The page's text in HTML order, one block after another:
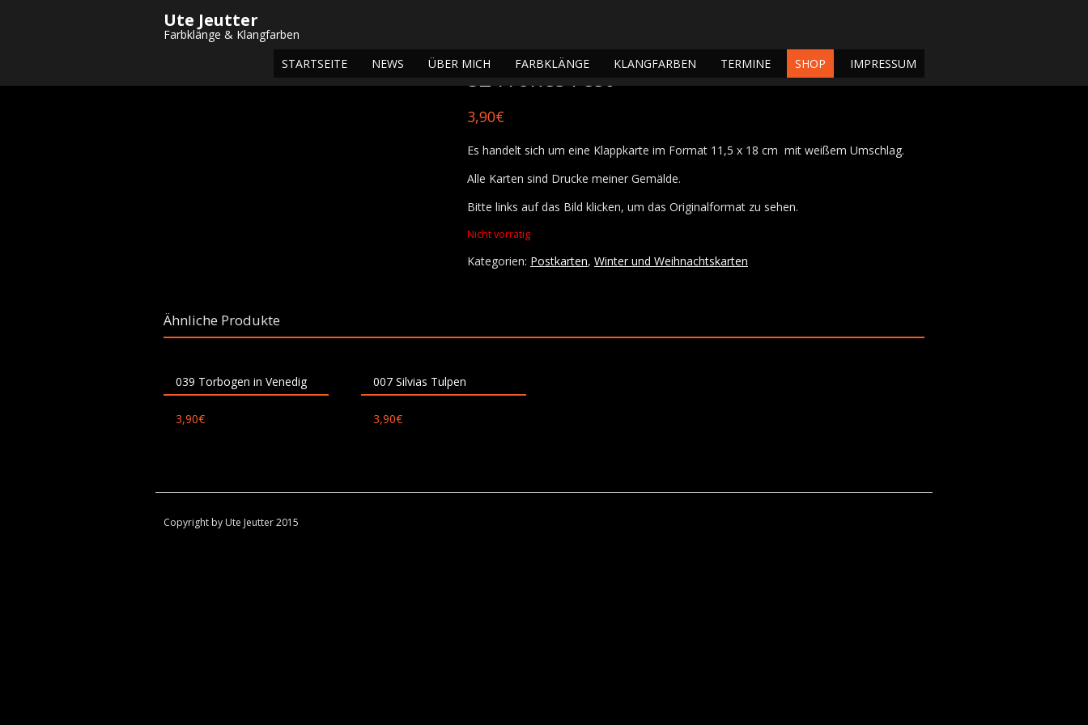
Ute Jeutter
Farbklänge & Klangfarben
STARTSEITE
NEWS ÜBER MICH FARBKLÄNGE KLANGFARBEN TERMINE SHOP IMPRESSUM
Startseite/Shop/
52 Frohes Fest
3,90€
Es handelt sich um eine Klappkarte im Format 11,5 x 18 cm mit weißem Umschlag.
Alle Karten sind Drucke meiner Gemälde.
Bitte links auf das Bild klicken, um das Originalformat zu sehen.
Nicht vorrätig
Kategorien: Postkarten, Winter und Weihnachtskarten
Ähnliche Produkte
039 Torbogen in Venedig
3,90€
007 Silvias Tulpen
3,90€
Copyright by Ute Jeutter 2015